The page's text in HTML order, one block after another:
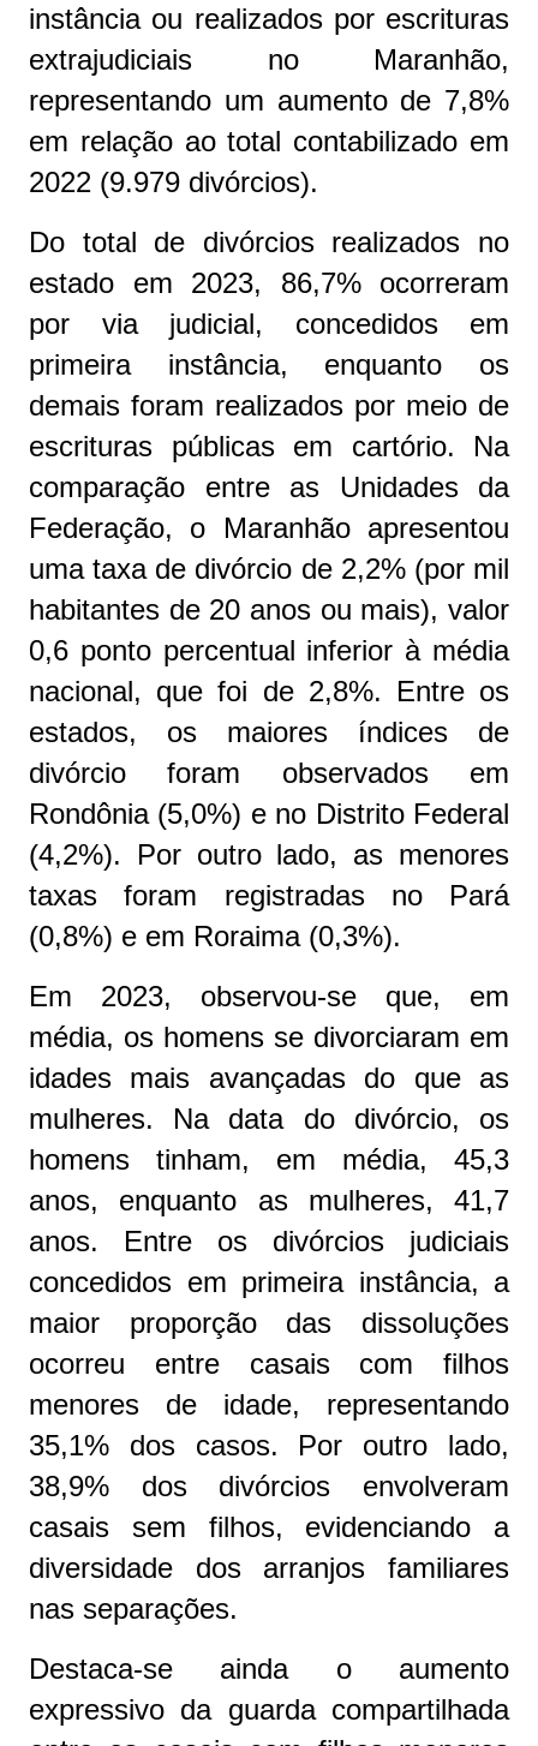
instância ou realizados por escrituras
extrajudiciais no Maranhão,
representando um aumento de 7,8%
em relação ao total contabilizado em
2022 (9.979 divórcios).
Do total de divórcios realizados no
estado em 2023, 86,7% ocorreram
por via judicial, concedidos em
primeira instância, enquanto os
demais foram realizados por meio de
escrituras públicas em cartório. Na
comparação entre as Unidades da
Federação, o Maranhão apresentou
uma taxa de divórcio de 2,2% (por mil
habitantes de 20 anos ou mais), valor
0,6 ponto percentual inferior à média
nacional, que foi de 2,8%. Entre os
estados, os maiores índices de
divórcio foram observados em
Rondônia (5,0%) e no Distrito Federal
(4,2%). Por outro lado, as menores
taxas foram registradas no Pará
(0,8%) e em Roraima (0,3%).
Em 2023, observou-se que, em
média, os homens se divorciaram em
idades mais avançadas do que as
mulheres. Na data do divórcio, os
homens tinham, em média, 45,3
anos, enquanto as mulheres, 41,7
anos. Entre os divórcios judiciais
concedidos em primeira instância, a
maior proporção das dissoluções
ocorreu entre casais com filhos
menores de idade, representando
35,1% dos casos. Por outro lado,
38,9% dos divórcios envolveram
casais sem filhos, evidenciando a
diversidade dos arranjos familiares
nas separações.
Destaca-se ainda o aumento
expressivo da guarda compartilhada